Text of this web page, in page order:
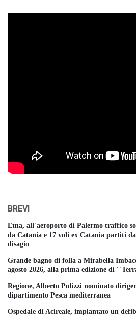
BREVI
Etna, all´aeroporto di Palermo traffico
da Catania e 17 voli ex Catania partiti
disagio
Grande bagno di folla a Mirabella
agosto 2026, alla prima edizione di
Regione, Alberto Pulizzi nominato
dipartimento Pesca mediterranea
Ospedale di Acireale, impiantato un